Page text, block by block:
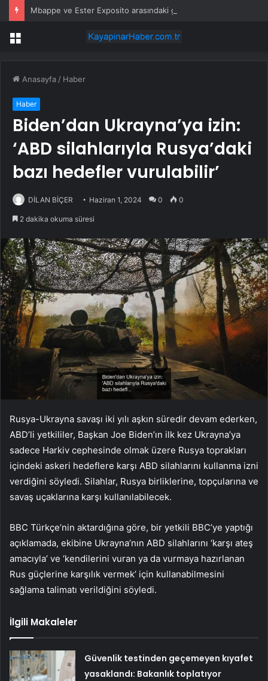
Menü
Anasayfa / Haber
Haber
Biden’dan Ukrayna’ya izin:
‘ABD silahlarıyla Rusya’daki
bazı hedefler vurulabilir’
DİLAN BİÇER Haziran 1, 2024 0 0
2 dakika okuma süresi
Rusya-Ukrayna savaşı iki yılı aşkın süredir devam ederken,
ABD’li yetkililer, Başkan Joe Biden’ın ilk kez Ukrayna’ya
sadece Harkiv cephesinde olmak üzere Rusya toprakları
içindeki askeri hedeflere karşı ABD silahlarını kullanma izni
verdiğini söyledi. Silahlar, Rusya birliklerine, topçularına ve
savaş uçaklarına karşı kullanılabilecek.
BBC Türkçe’nin aktardığına göre, bir yetkili BBC’ye yaptığı
açıklamada, ekibine Ukrayna’nın ABD silahlarını ‘karşı ateş
amacıyla’ ve ‘kendilerini vuran ya da vurmaya hazırlanan
Rus güçlerine karşılık vermek’ için kullanabilmesini
sağlama talimatı verildiğini söyledi.
İlgili Makaleler
Güvenlik testinden geçemeyen kıyafet
yasaklandı: Bakanlık toplatıyor